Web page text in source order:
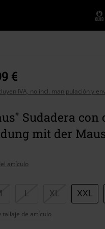
€
IVA, no incl. manipulación y
Sudadera
mit der
artículo
XL XXL
tallaje de artículo